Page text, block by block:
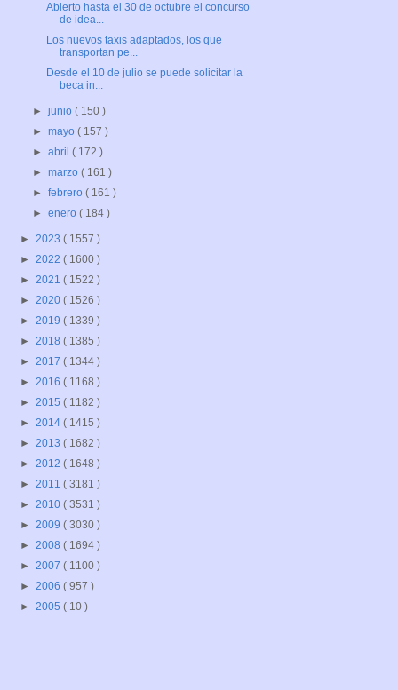
Abierto hasta el 30 de octubre el concurso
de idea...
Los nuevos taxis adaptados, los que
transportan pe...
Desde el 10 de julio se puede solicitar la
beca in...
►junio( 150 )
►mayo( 157 )
►abril( 172 )
►marzo( 161 )
►febrero( 161 )
►enero( 184 )
► 2023 ( 1557 )
► 2022 ( 1600 )
► 2021 ( 1522 )
► 2020 ( 1526 )
► 2019 ( 1339 )
► 2018 ( 1385 )
► 2017 ( 1344 )
► 2016 ( 1168 )
► 2015 ( 1182 )
► 2014 ( 1415 )
► 2013 ( 1682 )
► 2012 ( 1648 )
► 2011 ( 3181 )
► 2010 ( 3531 )
► 2009 ( 3030 )
► 2008 ( 1694 )
► 2007 ( 1100 )
► 2006 ( 957 )
► 2005 ( 10 )